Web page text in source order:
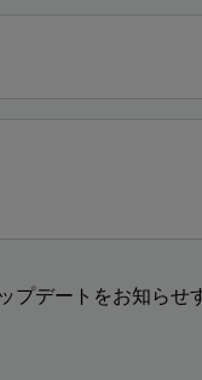
プデートをお知ら